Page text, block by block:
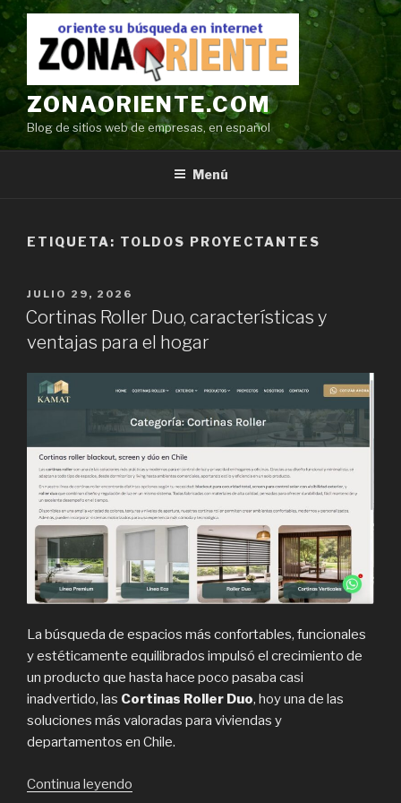
Ir
contenido
ZONAORIENTE.COM
Blog de sitios web de empresas, en español
Menú
ETIQUETA: TOLDOS PROYECTANTES
POSTED
ON
JULIO 29, 2026
Cortinas Roller Duo, características y
ventajas para el hogar
La búsqueda de espacios más confortables, funcionales
y estéticamente equilibrados impulsó el crecimiento de
un producto que hasta hace poco pasaba casi
inadvertido, las Cortinas Roller Duo, hoy una de las
soluciones más valoradas para viviendas y
departamentos en Chile.
Continua leyendo